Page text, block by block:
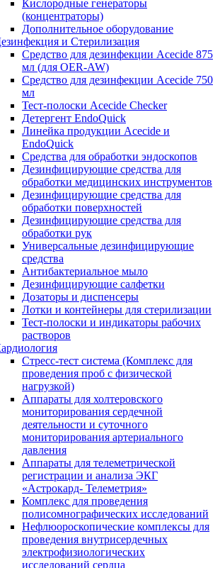
Кислородные генераторы
(концентраторы)
Дополнительное оборудование
и Стерилизация
Средство для дезинфекции Acecide 875
мл (для OER-AW)
Средство для дезинфекции Acecide 750
мл
Тест-полоски Acecide Checker
Детергент EndoQuick
Линейка продукции Acecide и
EndoQuick
Средства для обработки эндоскопов
Дезинфицирующие средства для
обработки медицинских инструментов
Дезинфицирующие средства для
обработки поверхностей
Дезинфицирующие средства для
обработки рук
Универсальные дезинфицирующие
средства
Антибактериальное мыло
Дезинфицирующие салфетки
Дозаторы и диспенсеры
Лотки и контейнеры для стерилизации
Тест-полоски и индикаторы рабочих
растворов
Стресс-тест система (Комплекс для
проведения проб с физической
нагрузкой)
Аппараты для холтеровского
мониторирования сердечной
деятельности и суточного
мониторирования артериального
давления
Аппараты для телеметрической
регистрации и анализа ЭКГ
«Астрокард- Телеметрия»
Комплекс для проведения
полисомнографических исследований
Нефлюороскопические комплексы для
проведения внутрисердечных
электрофизиологических
исследований сердца